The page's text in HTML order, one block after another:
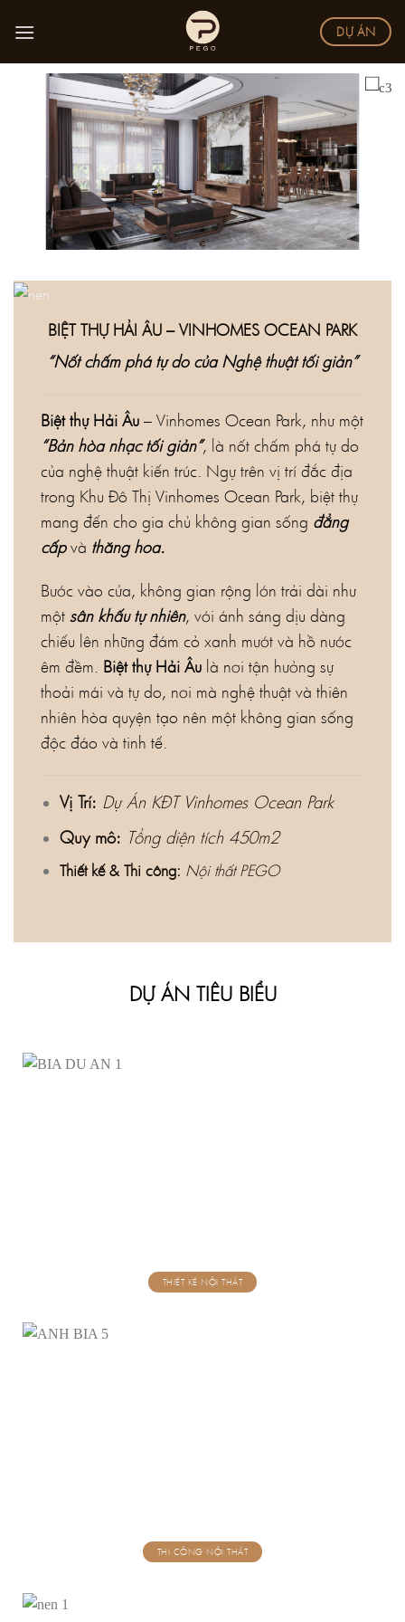
DỰ ÁN
BIỆT THỰ HẢI ÂU – VINHOMES OCEAN PARK
“Nốt chấm phá tự do của Nghệ thuật tối giản”
Biệt thự Hải Âu – Vinhomes Ocean Park, như một
“Bản hòa nhạc tối giản”, là nốt chấm phá tự do
của nghệ thuật kiến trúc. Ngự trên vị trí đắc địa
trong Khu Đô Thị Vinhomes Ocean Park, biệt thự
mang đến cho gia chủ không gian sống đẳng
cấpvà thăng hoa.
Bước vào cửa, không gian rộng lớn trải dài như
một sân khấu tự nhiên, với ánh sáng dịu dàng
chiếu lên những đám cỏ xanh mướt và hồ nước
êm đềm. Biệt thự Hải Âu là nơi tận hưởng sự
thoải mái và tự do, nơi mà nghệ thuật và thiên
nhiên hòa quyện tạo nên một không gian sống
độc đáo và tinh tế.
Vị Trí: Dự Án KĐT Vinhomes Ocean Park
Quy mô: Tổng diện tích 450m2
Thiết kế & Thi công: Nội thất PEGO
DỰ ÁN TIÊU BIỂU
THIẾT KẾ NỘI THẤT
THI CÔNG NỘI THẤT